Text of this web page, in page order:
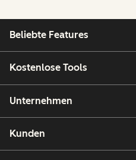
Beliebte Features
Kostenlose Tools
Unternehmen
Kunden